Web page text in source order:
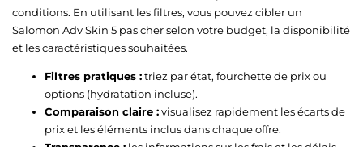
conditions. En utilisant les filtres, vous pouvez cibler un
Salomon Adv Skin 5 pas cher selon votre budget, la disponibilité
et les caractéristiques souhaitées.
Filtres pratiques :triez par état, fourchette de prix ou
options (hydratation incluse).
Comparaison claire :visualisez rapidement les écarts de
prix et les éléments inclus dans chaque offre.